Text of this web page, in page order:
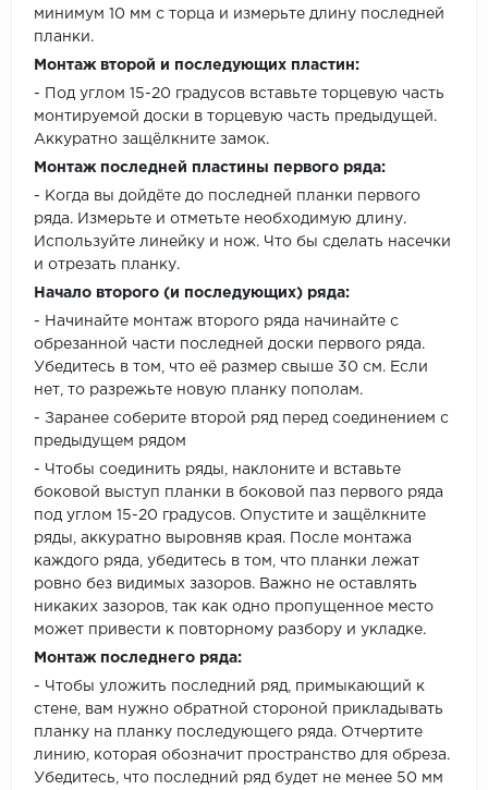
минимум 10 мм с торца и измерьте длину последней
планки.
Монтаж второй и последующих пластин:
- Под углом 15-20 градусов вставьте торцевую часть
монтируемой доски в торцевую часть предыдущей.
Аккуратно защёлкните замок.
Монтаж последней пластины первого ряда:
- Когда вы дойдёте до последней планки первого
ряда. Измерьте и отметьте необходимую длину.
Используйте линейку и нож. Что бы сделать насечки
и отрезать планку.
Начало второго (и последующих) ряда:
- Начинайте монтаж второго ряда начинайте с
обрезанной части последней доски первого ряда.
Убедитесь в том, что её размер свыше 30 см. Если
нет, то разрежьте новую планку пополам.
- Заранее соберите второй ряд перед соединением с
предыдущем рядом
- Чтобы соединить ряды, наклоните и вставьте
боковой выступ планки в боковой паз первого ряда
под углом 15-20 градусов. Опустите и защёлкните
ряды, аккуратно выровняв края. После монтажа
каждого ряда, убедитесь в том, что планки лежат
ровно без видимых зазоров. Важно не оставлять
никаких зазоров, так как одно пропущенное место
может привести к повторному разбору и укладке.
Монтаж последнего ряда:
- Чтобы уложить последний ряд, примыкающий к
стене, вам нужно обратной стороной прикладывать
планку на планку последующего ряда. Отчертите
линию, которая обозначит пространство для обреза.
Убедитесь, что последний ряд будет не менее 50 мм